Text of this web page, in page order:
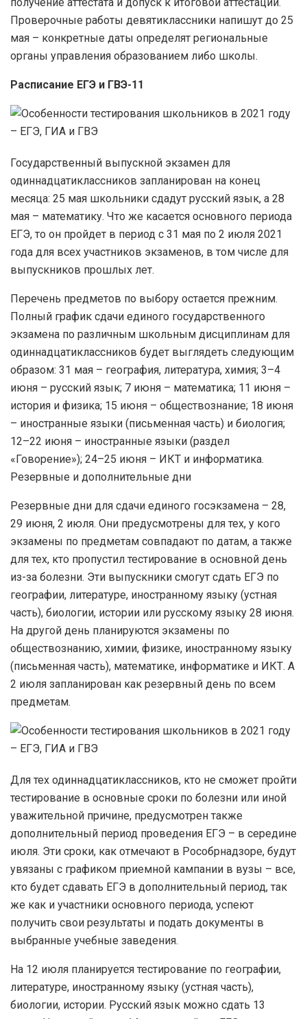
Проверочные работы девятиклассники напишут до 25
мая – конкретные даты определят региональные
органы управления образованием либо школы.
Расписание ЕГЭ и ГВЭ-11
Государственный выпускной экзамен для
одиннадцатиклассников запланирован на конец
месяца: 25 мая школьники сдадут русский язык, а 28
мая – математику. Что же касается основного периода
ЕГЭ, то он пройдет в период с 31 мая по 2 июля 2021
года для всех участников экзаменов, в том числе для
выпускников прошлых лет.
Перечень предметов по выбору остается прежним.
Полный график сдачи единого государственного
экзамена по различным школьным дисциплинам для
одиннадцатиклассников будет выглядеть следующим
образом: 31 мая – география, литература, химия; 3–4
июня – русский язык; 7 июня – математика; 11 июня –
история и физика; 15 июня – обществознание; 18 июня
– иностранные языки (письменная часть) и биология;
12–22 июня – иностранные языки (раздел
«Говорение»); 24–25 июня – ИКТ и информатика.
Резервные и дополнительные дни
Резервные дни для сдачи единого госэкзамена – 28,
29 июня, 2 июля. Они предусмотрены для тех, у кого
экзамены по предметам совпадают по датам, а также
для тех, кто пропустил тестирование в основной день
из-за болезни. Эти выпускники смогут сдать ЕГЭ по
географии, литературе, иностранному языку (устная
часть), биологии, истории или русскому языку 28 июня.
На другой день планируются экзамены по
обществознанию, химии, физике, иностранному языку
(письменная часть), математике, информатике и ИКТ. А
2 июля запланирован как резервный день по всем
предметам.
Для тех одиннадцатиклассников, кто не сможет пройти
тестирование в основные сроки по болезни или иной
уважительной причине, предусмотрен также
дополнительный период проведения ЕГЭ – в середине
июля. Эти сроки, как отмечают в Рособрнадзоре, будут
увязаны с графиком приемной кампании в вузы – все,
кто будет сдавать ЕГЭ в дополнительный период, так
же как и участники основного периода, успеют
получить свои результаты и подать документы в
выбранные учебные заведения.
На 12 июля планируется тестирование по географии,
литературе, иностранному языку (устная часть),
биологии, истории. Русский язык можно сдать 13